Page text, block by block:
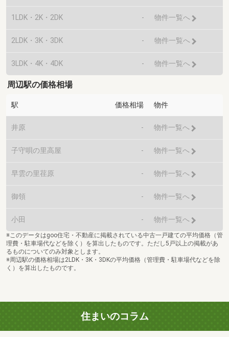
1LDK・2K・2DK - 物件一覧へ
2LDK・3K・3DK - 物件一覧へ
3LDK・4K・4DK - 物件一覧へ
周辺駅の価格相場
駅 価格相場 物件
井原 - 物件一覧へ
子守唄の里高屋 - 物件一覧へ
早雲の里荏原 - 物件一覧へ
御領 - 物件一覧へ
小田 - 物件一覧へ
※このデータはgoo住宅・不動産に掲載されている中古一戸建ての平均価格（管
理費・駐車場代などを除く）を算出したものです。ただし5戸以上の掲載があ
るものについてのみ対象とします。
※周辺駅の価格相場は2LDK・3K・3DKの平均価格（管理費・駐車場代などを除
く）を算出したものです。
住まいのコラム